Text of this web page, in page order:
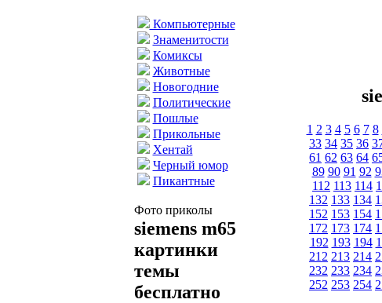
Компьютерные
Знаменитости
Комиксы
Животные
Новогодние
Политические
Пошлые
Прикольные
Хентай
Черный юмор
Пикантные
Фото приколы
siemens m65
картинки
темы
бесплатно
1 2 3 4 5 6 7 8
33 34 35 36
61 62 63 64
89 90 91 92
112 113 114
132 133 134
152 153 154
172 173 174
192 193 194
212 213 214
232 233 234
252 253 254